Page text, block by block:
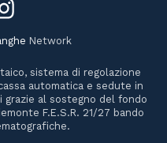
Network
sistema di regolazione
automatica e sedute in
grazie al sostegno del fondo
F.E.S.R. 21/27 bando